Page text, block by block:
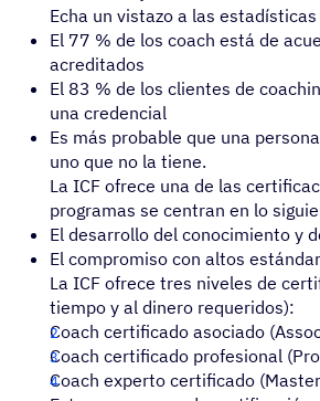
Echa un vistazo a las estadísticas
El 77 % de los coach está de
acreditados
El 83 % de los clientes de
una credencial
Es más probable que una
uno que no la tiene.
La ICF ofrece una de las
programas se centran en lo
El desarrollo del conocimiento y
El compromiso con altos
La ICF ofrece tres niveles de
tiempo y al dinero requeridos):
Coach certificado asociado
Coach certificado profesional
Coach experto certificado